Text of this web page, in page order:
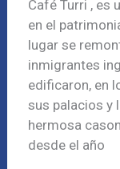
Café Turri , es
en el
lugar se
inmigrantes
edificaron, en
sus palacios y
hermosa
desde el año